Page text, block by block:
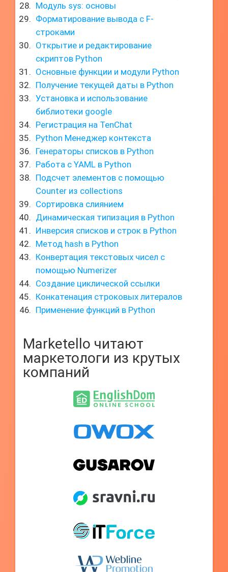
Модуль sys: основы
Форматирование вывода с F-
строками
Открытие и редактирование
скриптов Python
Основные функции и модули Python
Получение текущей даты в Python
Установка и использование
библиотеки google
Регистрация на TenChat
Python Менеджер контекста
Генераторы списков в Python
Работа с YAML в Python
Подсчет элементов с помощью
Counter из collections
Сортировка слиянием
Динамическая типизация в Python
Инверсия списков и строк в Python
Метод hash в Python
Конвертация текстовых чисел с
помощью Numerizer
Создание циклической ссылки
Конкатенация строковых литералов
Применение функций в Python
Marketello читают
маркетологи из крутых
компаний